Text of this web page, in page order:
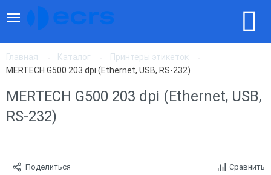
Главная Каталог
Принтеры этикеток
MERTECH G500 203 dpi (Ethernet, USB, RS-232)
MERTECH G500 203 dpi (Ethernet, USB,
RS-232)
Поделиться Сравнить